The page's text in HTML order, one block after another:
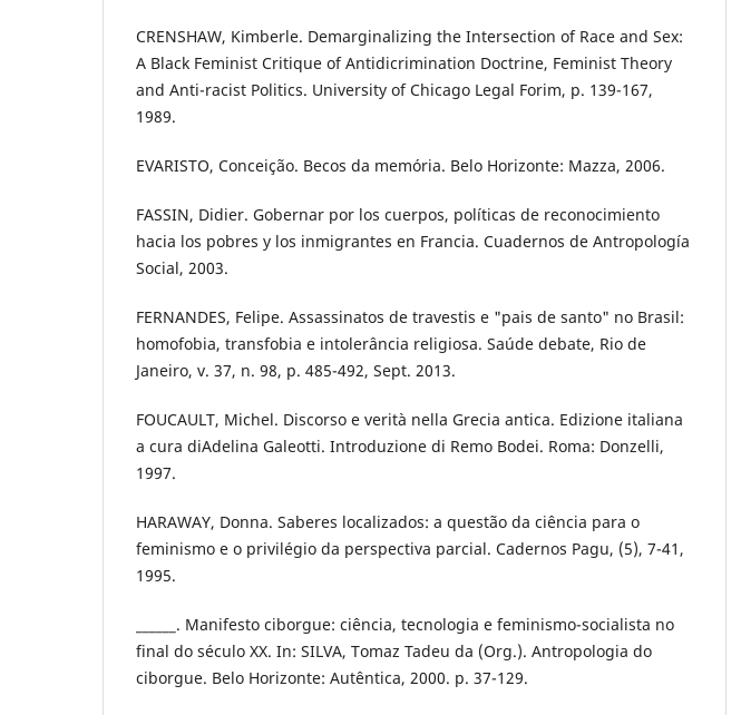
CRENSHAW, Kimberle. Demarginalizing the Intersection of Race and Sex:
A Black Feminist Critique of Antidicrimination Doctrine, Feminist Theory
and Anti-racist Politics. University of Chicago Legal Forim, p. 139-167,
1989.
EVARISTO, Conceição. Becos da memória. Belo Horizonte: Mazza, 2006.
FASSIN, Didier. Gobernar por los cuerpos, políticas de reconocimiento
hacia los pobres y los inmigrantes en Francia. Cuadernos de Antropología
Social, 2003.
FERNANDES, Felipe. Assassinatos de travestis e "pais de santo" no Brasil:
homofobia, transfobia e intolerância religiosa. Saúde debate, Rio de
Janeiro, v. 37, n. 98, p. 485-492, Sept. 2013.
FOUCAULT, Michel. Discorso e verità nella Grecia antica. Edizione italiana
a cura diAdelina Galeotti. Introduzione di Remo Bodei. Roma: Donzelli,
1997.
HARAWAY, Donna. Saberes localizados: a questão da ciência para o
feminismo e o privilégio da perspectiva parcial. Cadernos Pagu, (5), 7-41,
1995.
______. Manifesto ciborgue: ciência, tecnologia e feminismo-socialista no
final do século XX. In: SILVA, Tomaz Tadeu da (Org.). Antropologia do
ciborgue. Belo Horizonte: Autêntica, 2000. p. 37-129.